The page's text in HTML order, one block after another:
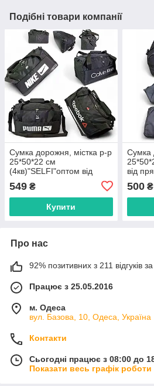
Подібні товари компанії
Сумка дорожня, містка р-р
25*50*22 см
(4кв)"SELFI"оптом від
549 ₴
Купити
Сумка
від
500₴
Про нас
92% позитивних з 211 відгуків за
Працює з 25.05.2016
м. Одеса
вул. Базова, 10, Одеса, Україна
Контакти
Сьогодні працює з 08:00 до
Показати весь графік роботи